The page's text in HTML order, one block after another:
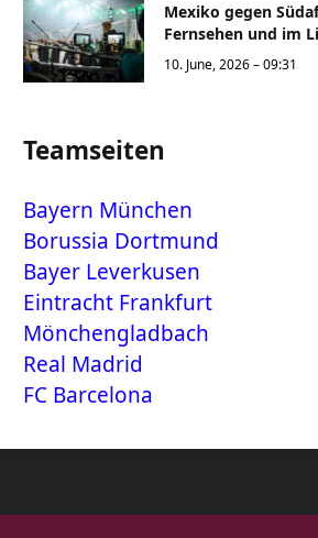
Mexiko gegen
Fernsehen und im
10. June, 2026 – 09:31
Teamseiten
Bayern München
Borussia Dortmund
Bayer Leverkusen
Eintracht Frankfurt
Mönchengladbach
Real Madrid
FC Barcelona